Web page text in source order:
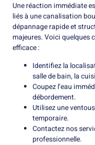
Une réaction immédiate
liés à une canalisation
dépannage rapide et
majeures. Voici quelques
efficace :
Identifiez la
salle de bain, la
Coupez l’eau
débordement.
Utilisez une
temporaire.
Contactez nos
professionnelle.